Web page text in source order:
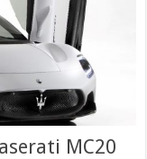
MC20